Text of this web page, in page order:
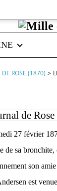
DE ROSE (1870) >
de
27 février
de sa
son
est